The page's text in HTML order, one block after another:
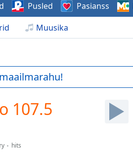
Muusika
Pusled Pasianss
107.5
hits